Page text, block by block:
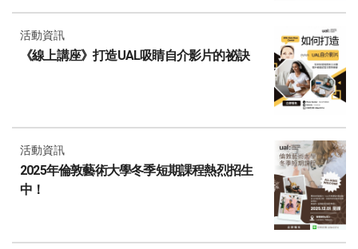
活動資訊
《線上講座》打造UAL吸睛自介影片的祕訣
活動資訊
2025年倫敦藝術大學冬季短期課程熱烈招生
中！